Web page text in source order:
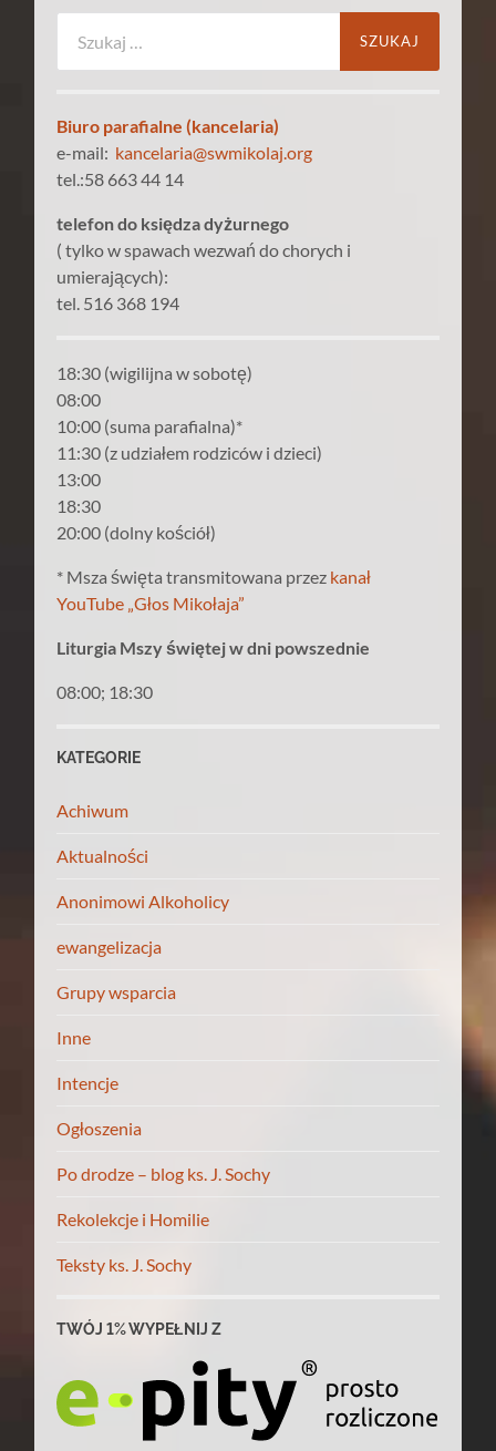
Biuro parafialne (kancelaria)
e-mail: kancelaria@swmikolaj.org
tel.:58 663 44 14
telefon do księdza dyżurnego
( tylko w spawach wezwań do chorych i
umierających):
tel. 516 368 194
18:30 (wigilijna w sobotę)
08:00
10:00 (suma parafialna)*
11:30 (z udziałem rodziców i dzieci)
13:00
18:30
20:00 (dolny kościół)
* Msza święta transmitowana przez kanał
YouTube „Głos Mikołaja”
Liturgia Mszy świętej w dni powszednie
08:00; 18:30
KATEGORIE
Achiwum
Aktualności
Anonimowi Alkoholicy
ewangelizacja
Grupy wsparcia
Inne
Intencje
Ogłoszenia
Po drodze – blog ks. J. Sochy
Rekolekcje i Homilie
Teksty ks. J. Sochy
TWÓJ 1% WYPEŁNIJ Z